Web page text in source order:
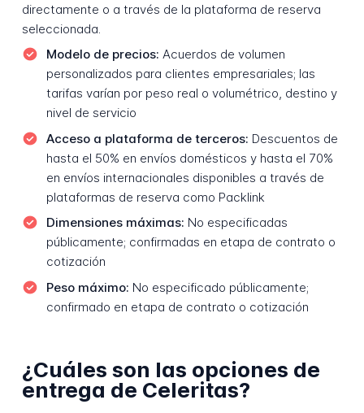
directamente o a través de la plataforma de reserva
seleccionada.
Modelo de precios: Acuerdos de volumen
personalizados para clientes empresariales; las
tarifas varían por peso real o volumétrico, destino y
nivel de servicio
Acceso a plataforma de terceros: Descuentos de
hasta el 50% en envíos domésticos y hasta el 70%
en envíos internacionales disponibles a través de
plataformas de reserva como Packlink
Dimensiones máximas: No especificadas
públicamente; confirmadas en etapa de contrato o
cotización
Peso máximo: No especificado públicamente;
confirmado en etapa de contrato o cotización
¿Cuáles son las opciones de
entrega de Celeritas?